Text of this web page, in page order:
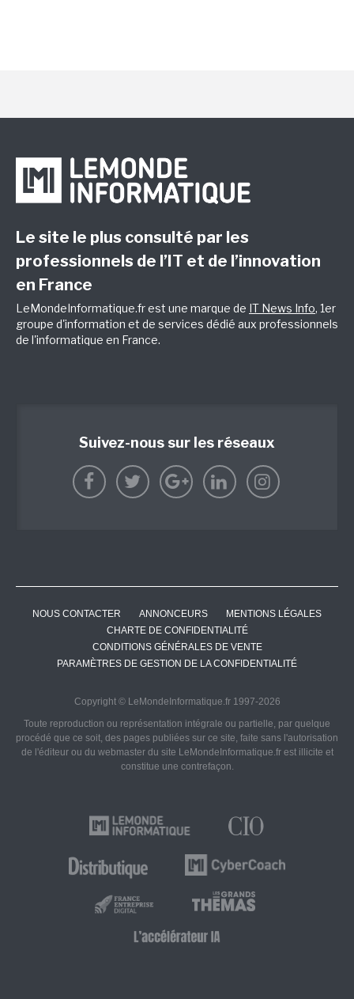
Le site le plus consulté par les
professionnels de l’IT et de l’innovation
en France
LeMondeInformatique.fr est une marque de IT News Info, 1er
groupe d'information et de services dédié aux professionnels
de l'informatique en France.
Suivez-nous sur les réseaux
NOUS CONTACTER ANNONCEURS
MENTIONS LÉGALES
CHARTE DE CONFIDENTIALITÉ
CONDITIONS GÉNÉRALES DE VENTE
PARAMÈTRES DE GESTION DE LA CONFIDENTIALITÉ
Copyright © LeMondeInformatique.fr 1997-2026
Toute reproduction ou représentation intégrale ou partielle, par quelque
procédé que ce soit, des pages publiées sur ce site, faite sans l'autorisation
de l'éditeur ou du webmaster du site LeMondeInformatique.fr est illicite et
constitue une contrefaçon.